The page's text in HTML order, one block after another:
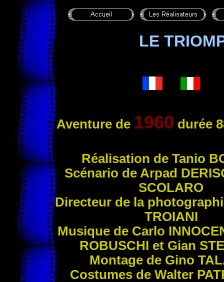
LE
Aventure de 1960 durée
Réal isation de Tanio
Scénario de Arpad
SCOLARO
Directeur de la
TROIANI
Musique de Carlo
ROBUSCHI et Gian
Montage de Gino
Costumes de Walter